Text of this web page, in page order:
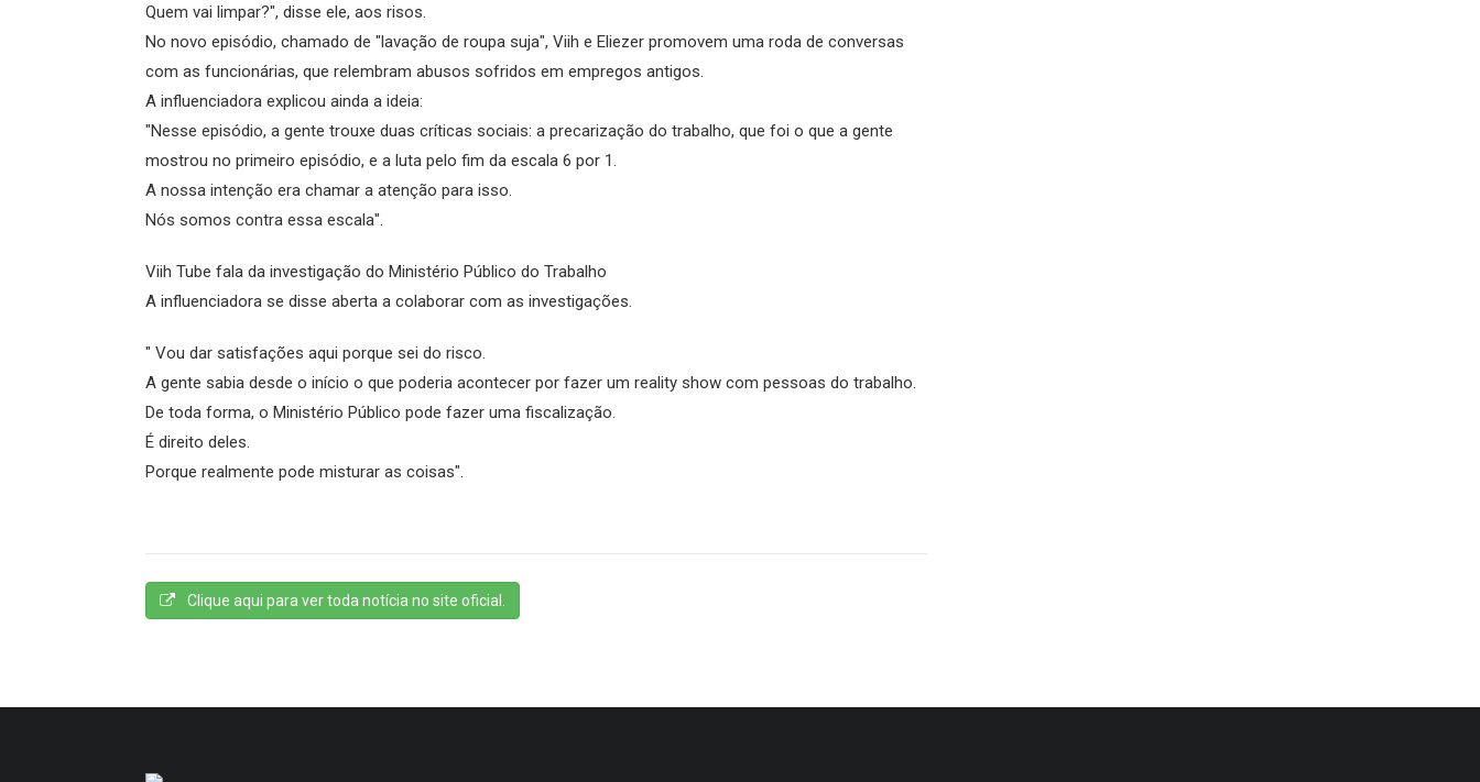
Quem vai limpar?", disse ele, aos risos.
No novo episódio, chamado de "lavação de roupa suja", Viih e Eliezer promovem uma roda de conversas
com as funcionárias, que relembram abusos sofridos em empregos antigos.
A influenciadora explicou ainda a ideia:
"Nesse episódio, a gente trouxe duas críticas sociais: a precarização do trabalho, que foi o que a gente
mostrou no primeiro episódio, e a luta pelo fim da escala 6 por 1.
A nossa intenção era chamar a atenção para isso.
Nós somos contra essa escala".
Viih Tube fala da investigação do Ministério Público do Trabalho
A influenciadora se disse aberta a colaborar com as investigações.
" Vou dar satisfações aqui porque sei do risco.
A gente sabia desde o início o que poderia acontecer por fazer um reality show com pessoas do trabalho.
De toda forma, o Ministério Público pode fazer uma fiscalização.
É direito deles.
Porque realmente pode misturar as coisas".
Clique aqui para ver toda notícia no site oficial.